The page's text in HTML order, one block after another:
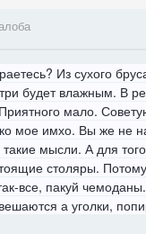
Из сухого
будет влажным. В
мало.
мое имхо. Вы же не
мысли. А для
столяры.
все, пакуй
а уголки,